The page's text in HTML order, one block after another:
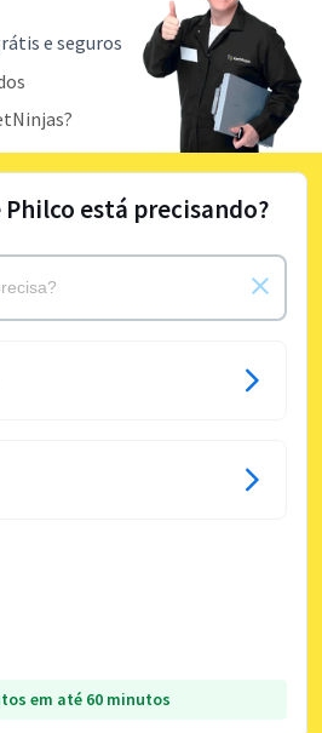
e seguros
Philco está precisando?
em até 60 minutos